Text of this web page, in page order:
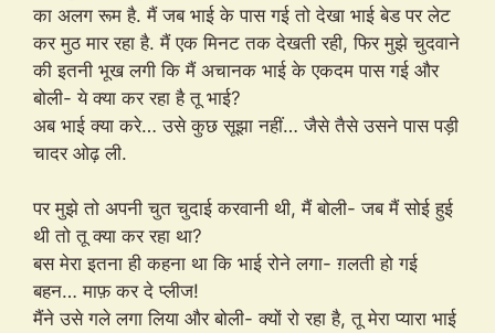
का अलग रूम है. मैं जब भाई के पास गई तो देखा भाई बेड पर लेट
कर मुठ मार रहा है. मैं एक मिनट तक देखती रही, फिर मुझे चुदवाने
की इतनी भूख लगी कि मैं अचानक भाई के एकदम पास गई और
बोली- ये क्या कर रहा है तू भाई?
अब भाई क्या करे… उसे कुछ सूझा नहीं… जैसे तैसे उसने पास पड़ी
चादर ओढ़ ली.
पर मुझे तो अपनी चुत चुदाई करवानी थी, मैं बोली- जब मैं सोई हुई
थी तो तू क्या कर रहा था?
बस मेरा इतना ही कहना था कि भाई रोने लगा- ग़लती हो गई
बहन… माफ़ कर दे प्लीज!
मैंने उसे गले लगा लिया और बोली- क्यों रो रहा है, तू मेरा प्यारा भाई